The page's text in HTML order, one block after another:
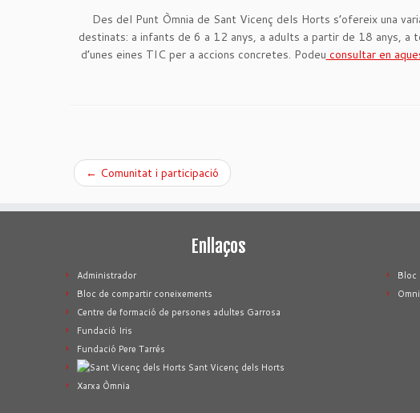
Des del Punt Òmnia de Sant Vicenç dels Horts s’ofereix una
destinats: a infants de 6 a 12 anys, a adults a partir de 18 anys, a
d’unes eines TIC per a accions concretes. Podeu consultar en
← Comunitat i participació
Enllaços
Administrador
Bloc de compartir coneixements
Centre de formació de persones adultes Garrosa
Fundació Iris
Fundació Pere Tarrés
Sant Vicenç dels Horts
Xarxa Òmnia
Bloc